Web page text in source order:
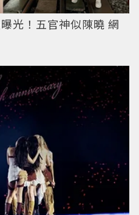
光！五官神似陳曉 網